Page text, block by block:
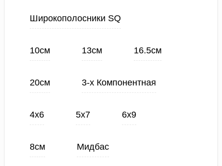
Широкополосники SQ
10см 13см 16.5см
20см 3-х Компонентная
4х6 5х7 6х9
8см Мидбас